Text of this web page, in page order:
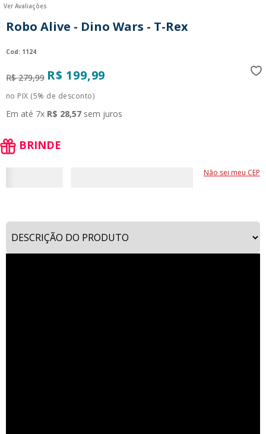
Ver Avaliações
Robo Alive - Dino Wars - T-Rex
: 1124
R$ 279,99 R$ 199,99
no PIX (5% de desconto)
Em até 7x R$ 28,57 sem juros
BRINDE
Não sei meu CEP
10º bluey